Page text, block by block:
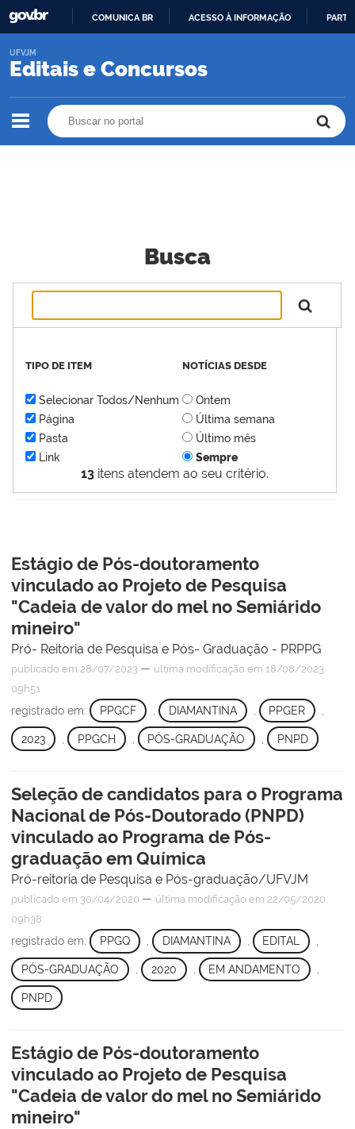
O
COMUNICA BR ACESSO À INFORMAÇÃO
Editais e Concursos
UFVJM
Busca
13 itens atendem ao seu critério.
TIPO DE ITEM
Selecionar Todos/Nenhum
Página
Pasta
Link
NOTÍCIAS DESDE
Ontem
Última semana
Último mês
Sempre
Estágio de Pós-doutoramento
vinculado ao Projeto de Pesquisa
"Cadeia de valor do mel no Semiárido
mineiro"
Pró- Reitoria de Pesquisa e Pós- Graduação - PRPPG
publicado em 28/07/2023 — última modificação em 18/08/2023
09h51
registrado em: PPGCF DIAMANTINA PPGER
2023 PPGCH PÓS-GRADUAÇÃO , PNPD
Seleção de candidatos para o Programa
Nacional de Pós-Doutorado (PNPD)
vinculado ao Programa de Pós-
graduação em Química
Pró-reitoria de Pesquisa e Pós-graduação/UFVJM
publicado em 30/04/2020 — última modificação em 22/05/2020
09h38
registrado em: PPGQ , DIAMANTINA , EDITAL ,
PÓS-GRADUAÇÃO 2020 EM ANDAMENTO
PNPD
Estágio de Pós-doutoramento
vinculado ao Projeto de Pesquisa
"Cadeia de valor do mel no Semiárido
mineiro"